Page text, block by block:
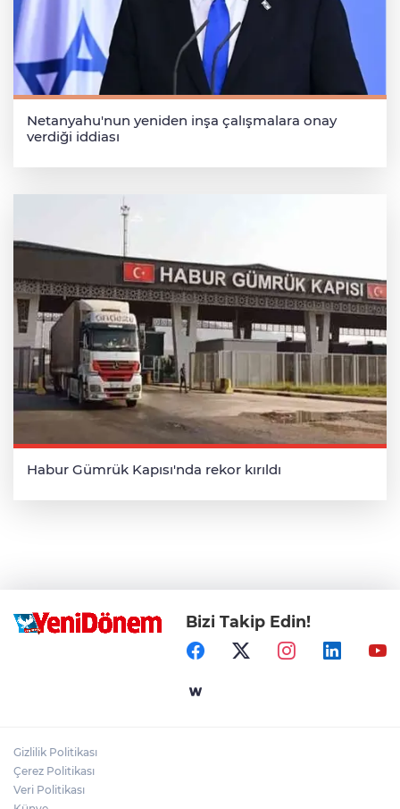
Netanyahu'nun yeniden inşa çalışmalara onay
verdiği iddiası
Habur Gümrük Kapısı'nda rekor kırıldı
Bizi Takip Edin!
Gizlilik Politikası
Çerez Politikası
Veri Politikası